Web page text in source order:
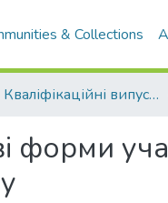
& Collections
01. Кваліфікаційні випускні роботи здобувачів вищої освіти
форми